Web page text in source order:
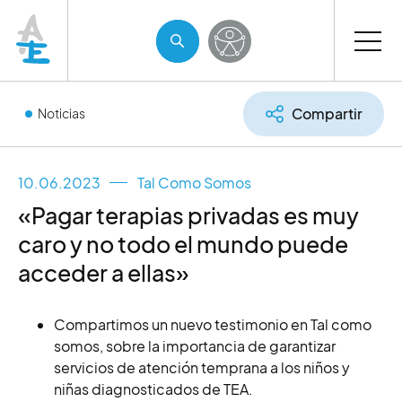
Noticias Compartir
10.06.2023 Tal Como Somos
«Pagar terapias privadas es muy
caro y no todo el mundo puede
acceder a ellas»
Compartimos un nuevo testimonio en Tal como
somos, sobre la importancia de garantizar
servicios de atención temprana a los niños y
niñas diagnosticados de TEA.